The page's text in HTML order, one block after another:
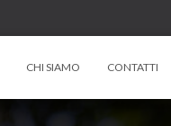
CHI SIAMO CONTATTI